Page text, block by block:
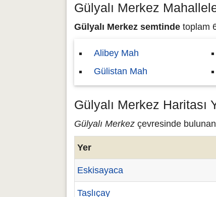
Gülyalı Merkez
Gülyalı Merkez semtinde toplam
Alibey Mah
Gülistan Mah
Gülyalı Merkez Haritası
Gülyalı Merkez çevresinde
Yer
Eskisayaca
Taşlıçay